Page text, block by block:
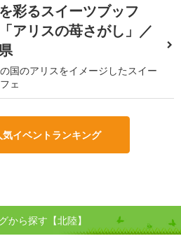
彩るスイーツブッフ
アリスの苺さがし」／
国のアリスをイメージしたスイー
ェ
イベントランキング
から探す【北陸】